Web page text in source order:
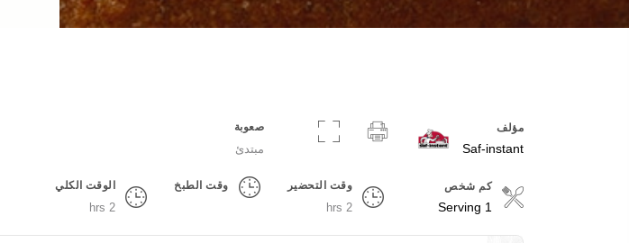
مؤلف
Saf-instant
صعوبة
مبتدئ
كم شخص
1 Serving
وقت التحضير
2 hrs
وقت الطبخ الوقت الكلي
2 hrs